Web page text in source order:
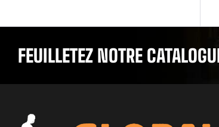
FEUILLETEZ NOTRE